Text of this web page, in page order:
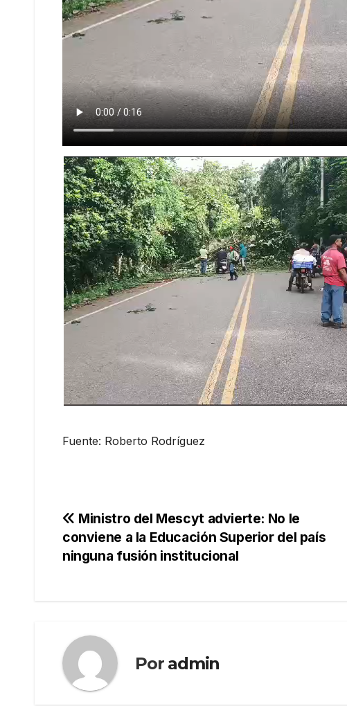
Fuente: Roberto Rodríguez
Navegación
de
Ministro del Mescyt advierte: No le
conviene a la Educación Superior del país
ninguna fusión institucional
Por admin